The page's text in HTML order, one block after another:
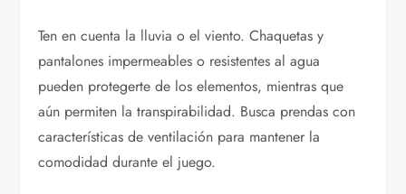
Ten en cuenta la lluvia o el viento. Chaquetas y
pantalones impermeables o resistentes al agua
pueden protegerte de los elementos, mientras que
aún permiten la transpirabilidad. Busca prendas con
características de ventilación para mantener la
comodidad durante el juego.